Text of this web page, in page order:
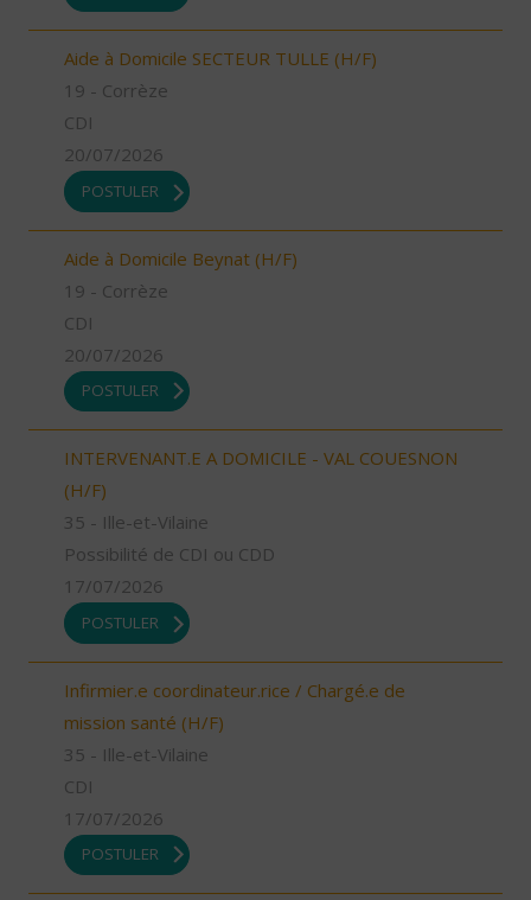
Aide à Domicile SECTEUR TULLE (H/F)
19 - Corrèze
CDI
20/07/2026
POSTULER
Aide à Domicile Beynat (H/F)
19 - Corrèze
CDI
20/07/2026
POSTULER
INTERVENANT.E A DOMICILE - VAL COUESNON
(H/F)
35 - Ille-et-Vilaine
Possibilité de CDI ou CDD
17/07/2026
POSTULER
Infirmier.e coordinateur.rice / Chargé.e de
mission santé (H/F)
35 - Ille-et-Vilaine
CDI
17/07/2026
POSTULER